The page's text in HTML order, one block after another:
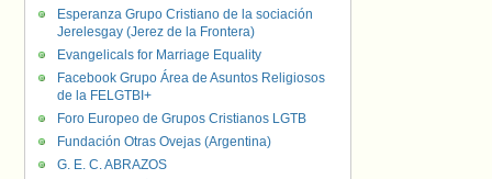
Esperanza Grupo Cristiano de la sociación
Jerelesgay (Jerez de la Frontera)
Evangelicals for Marriage Equality
Facebook Grupo Área de Asuntos Religiosos
de la FELGTBI+
Foro Europeo de Grupos Cristianos LGTB
Fundación Otras Ovejas (Argentina)
G. E. C. ABRAZOS